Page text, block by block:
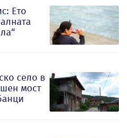
Ето
село в
мост